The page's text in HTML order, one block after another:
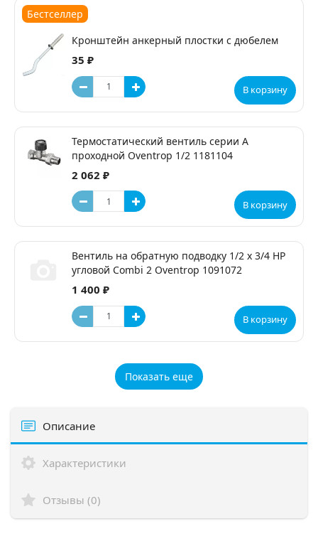
Бестселлер
Кронштейн анкерный плостки с дюбелем
35 ₽
В корзину
Термостатический вентиль серии А
проходной Oventrop 1/2 1181104
2 062 ₽
В корзину
Вентиль на обратную подводку 1/2 x 3/4 НР
угловой Combi 2 Oventrop 1091072
1 400 ₽
В корзину
Показать еще
Описание
Характеристики
Отзывы (0)